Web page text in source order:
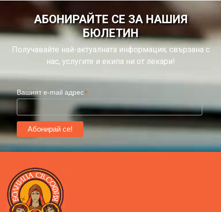
АБОНИРАЙТЕ СЕ ЗА НАШИЯ
БЮЛЕТИН
Получавайте най-актуалната информация, свързана с
нас, услугите и екипа ни от лекари!
Вашият e-mail адрес*